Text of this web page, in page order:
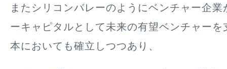
またシリコンバレーのようにベンチャー企
ーキャピタルとして未来の有望ベンチャーを
本においても確立しつつあり、